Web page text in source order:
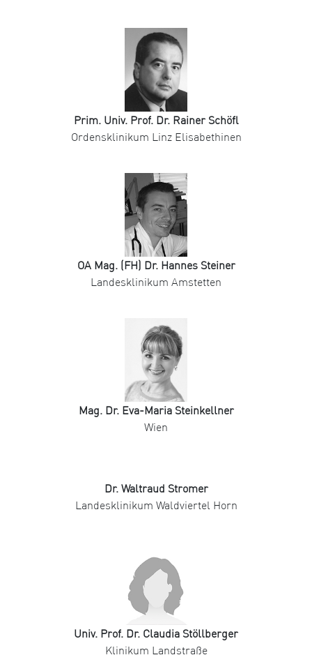
Prim. Univ. Prof. Dr. Rainer Schöfl
Ordensklinikum Linz Elisabethinen
OA Mag. (FH) Dr. Hannes Steiner
Landesklinikum Amstetten
Mag. Dr. Eva-Maria Steinkellner
Wien
Dr. Waltraud Stromer
Landesklinikum Waldviertel Horn
Univ. Prof. Dr. Claudia Stöllberger
Klinikum Landstraße